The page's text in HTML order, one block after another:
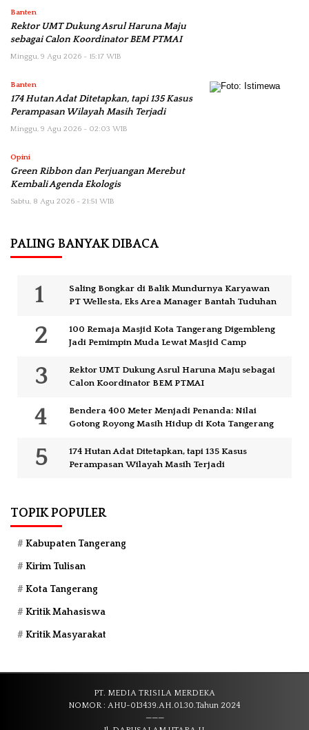
Banten
Rektor UMT Dukung Asrul Haruna Maju
sebagai Calon Koordinator BEM PTMAI
Minggu, 9 Agu 2026 - 15:17 WIB
Banten
174 Hutan Adat Ditetapkan, tapi 135 Kasus
Perampasan Wilayah Masih Terjadi
Minggu, 9 Agu 2026 - 02:03 WIB
Opini
Green Ribbon dan Perjuangan Merebut
Kembali Agenda Ekologis
Sabtu, 8 Agu 2026 - 21:51 WIB
PALING BANYAK DIBACA
Saling Bongkar di Balik Mundurnya Karyawan
PT Wellesta, Eks Area Manager Bantah Tuduhan
100 Remaja Masjid Kota Tangerang Digembleng
Jadi Pemimpin Muda Lewat Masjid Camp
Rektor UMT Dukung Asrul Haruna Maju sebagai
Calon Koordinator BEM PTMAI
Bendera 400 Meter Menjadi Penanda: Nilai
Gotong Royong Masih Hidup di Kota Tangerang
174 Hutan Adat Ditetapkan, tapi 135 Kasus
Perampasan Wilayah Masih Terjadi
TOPIK POPULER
Kabupaten Tangerang
Kirim Tulisan
Kota Tangerang
Kritik Mahasiswa
Kritik Masyarakat
PT. MEDIA TRISILA MERDEKA
NOMOR : AHU-013439.AH.01.30.Tahun 2024
———